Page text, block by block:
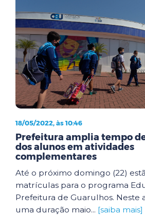
18/05/2022, às 10:46
Prefeitura amplia tempo
dos alunos em atividades
complementares
Até o próximo domingo (22)
matrículas para o programa
Prefeitura de Guarulhos. Neste
uma duração maio... [saiba mais]